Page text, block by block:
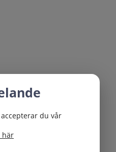
du vår
här